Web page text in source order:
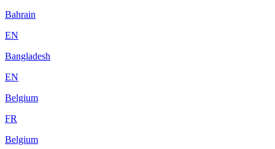
Bahrain
EN
Bangladesh
EN
Belgium
FR
Belgium